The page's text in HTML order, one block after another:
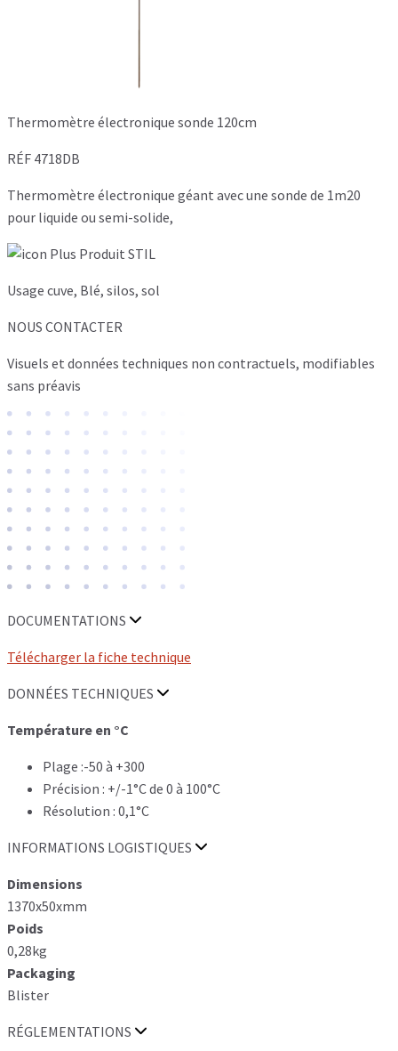
Thermomètre électronique sonde 120cm
RÉF 4718DB
Thermomètre électronique géant avec une sonde de 1m20
pour liquide ou semi-solide,
Usage cuve, Blé, silos, sol
NOUS CONTACTER
Visuels et données techniques non contractuels, modifiables
sans préavis
DOCUMENTATIONS
Télécharger la fiche technique
DONNÉES TECHNIQUES
Température en °C
Plage :-50 à +300
Précision : +/-1°C de 0 à 100°C
Résolution : 0,1°C
INFORMATIONS LOGISTIQUES
Dimensions
1370x50xmm
Poids
0,28kg
Packaging
Blister
RÉGLEMENTATIONS